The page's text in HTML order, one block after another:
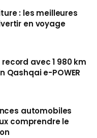
: les meilleures
en voyage
avec 1 980 km
Qashqai e-POWER
automobiles
comprendre le